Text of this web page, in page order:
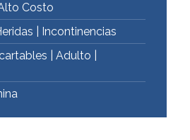
Costo
| Incontinencias
| Adulto |